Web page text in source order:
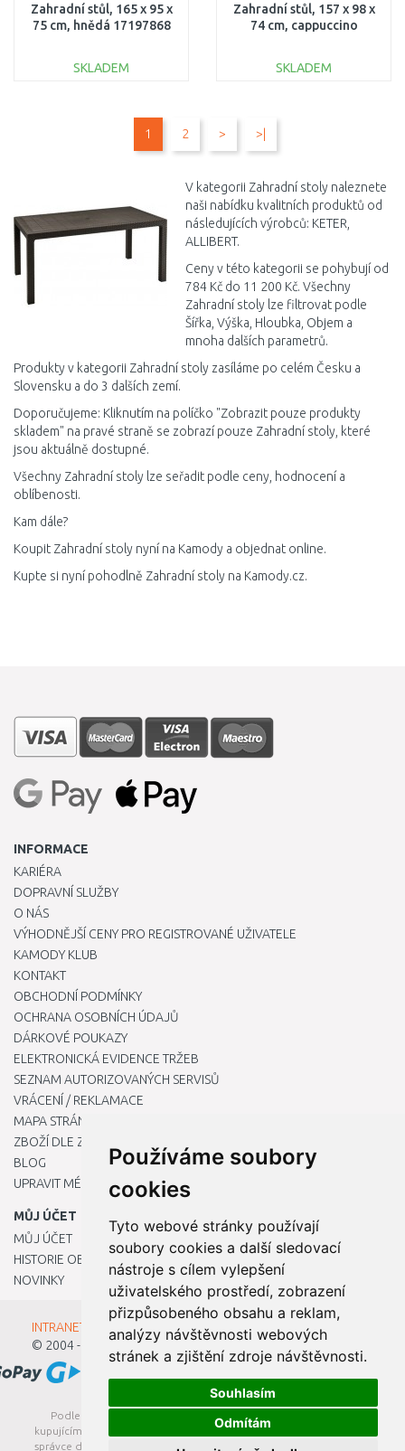
Používáme soubory
cookies
Tyto webové stránky používají
soubory cookies a další sledovací
nástroje s cílem vylepšení
uživatelského prostředí, zobrazení
přizpůsobeného obsahu a reklam,
analýzy návštěvnosti webových
stránek a zjištění zdroje návštěvnosti.
Souhlasím
Odmítám
Zahradní stůl, 165 x 95 x
75 cm, hnědá 17197868
SKLADEM
Zahradní stůl, 157 x 98 x
74 cm, cappuccino
SKLADEM
1 2 > >|
V kategorii Zahradní stoly naleznete
naši nabídku kvalitních produktů od
následujících výrobců: KETER,
ALLIBERT.
Ceny v této kategorii se pohybují od
784 Kč do 11 200 Kč. Všechny
Zahradní stoly lze filtrovat podle
Šířka, Výška, Hloubka, Objem a
mnoha dalších parametrů.
Produkty v kategorii Zahradní stoly zasíláme po celém Česku a
Slovensku a do 3 dalších zemí.
Doporučujeme: Kliknutím na políčko "Zobrazit pouze produkty
skladem" na pravé straně se zobrazí pouze Zahradní stoly, které
jsou aktuálně dostupné.
Všechny Zahradní stoly lze seřadit podle ceny, hodnocení a
oblíbenosti.
Kam dále?
Koupit Zahradní stoly nyní na Kamody a objednat online.
Kupte si nyní pohodlně Zahradní stoly na Kamody.cz.
INFORMACE
KARIÉRA
DOPRAVNÍ SLUŽBY
O NÁS
VÝHODNĚJŠÍ CENY PRO REGISTROVANÉ UŽIVATELE
KAMODY KLUB
KONTAKT
OBCHODNÍ PODMÍNKY
OCHRANA OSOBNÍCH ÚDAJŮ
DÁRKOVÉ POUKAZY
ELEKTRONICKÁ EVIDENCE TRŽEB
SEZNAM AUTORIZOVANÝCH SERVISŮ
VRÁCENÍ / REKLAMACE
MAPA STRÁNKY
ZBOŽÍ DLE ZNAČEK
BLOG
UPRAVIT MÉ PŘEDVOLBY COOKIES
MŮJ ÚČET
MŮJ ÚČET
HISTORIE OBJEDNÁVEK
NOVINKY
INTRANET - Přihlášení pro zaměstnance
© 2004 - 2026
Kamody s.r.o.
Podle zákona o evidenci tržeb je prodávající povinen vystavit
kupujícímu účtenku. Zároveň je povinen zaevidovat přijatou tržbu u
správce daně online; v případě technického výpadku pak nejpozději